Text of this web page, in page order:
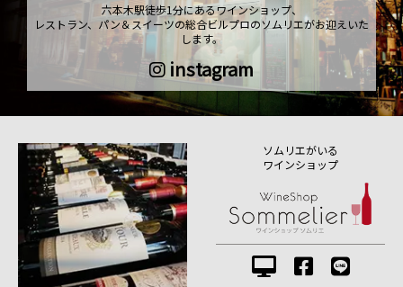
六本木駅徒歩1分にあるワインショップ、
レストラン、パン＆スイーツの総合ビルプロのソムリエがお迎えいた
します。
instagram
ソムリエがいる
ワインショップ